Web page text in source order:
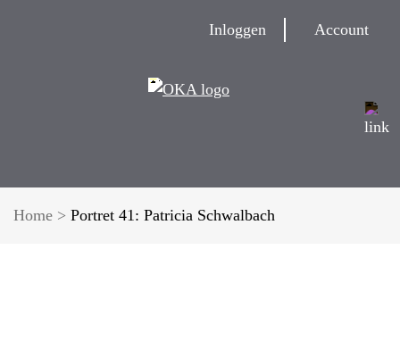
Inloggen Account
Home > Portret 41: Patricia Schwalbach